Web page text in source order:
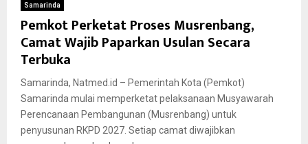
Samarinda
Pemkot Perketat Proses Musrenbang,
Camat Wajib Paparkan Usulan Secara
Terbuka
Samarinda, Natmed.id – Pemerintah Kota (Pemkot)
Samarinda mulai memperketat pelaksanaan Musyawarah
Perencanaan Pembangunan (Musrenbang) untuk
penyusunan RKPD 2027. Setiap camat diwajibkan